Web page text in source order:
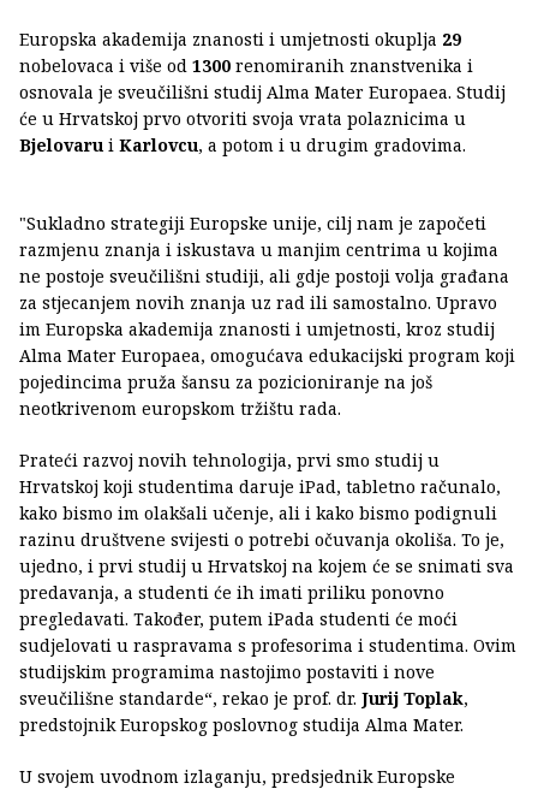
Europska akademija znanosti i umjetnosti okuplja 29
nobelovaca i više od 1300 renomiranih znanstvenika i
osnovala je sveučilišni studij Alma Mater Europaea. Studij
će u Hrvatskoj prvo otvoriti svoja vrata polaznicima u
Bjelovaru i Karlovcu, a potom i u drugim gradovima.
"Sukladno strategiji Europske unije, cilj nam je započeti
razmjenu znanja i iskustava u manjim centrima u kojima
ne postoje sveučilišni studiji, ali gdje postoji volja građana
za stjecanjem novih znanja uz rad ili samostalno. Upravo
im Europska akademija znanosti i umjetnosti, kroz studij
Alma Mater Europaea, omogućava edukacijski program koji
pojedincima pruža šansu za pozicioniranje na još
neotkrivenom europskom tržištu rada.
Prateći razvoj novih tehnologija, prvi smo studij u
Hrvatskoj koji studentima daruje iPad, tabletno računalo,
kako bismo im olakšali učenje, ali i kako bismo podignuli
razinu društvene svijesti o potrebi očuvanja okoliša. To je,
ujedno, i prvi studij u Hrvatskoj na kojem će se snimati sva
predavanja, a studenti će ih imati priliku ponovno
pregledavati. Također, putem iPada studenti će moći
sudjelovati u raspravama s profesorima i studentima. Ovim
studijskim programima nastojimo postaviti i nove
sveučilišne standarde“, rekao je prof. dr. Jurij Toplak,
predstojnik Europskog poslovnog studija Alma Mater.
U svojem uvodnom izlaganju, predsjednik Europske